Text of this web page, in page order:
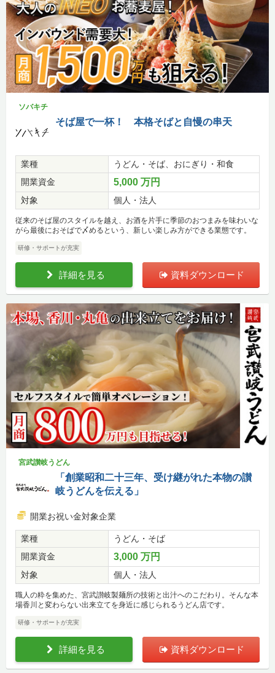
ソバキチ
そば屋で一杯！ 本格そばと自慢の串天
業種
うどん・そば、おにぎり・和食
開業資金
5,000 万円
対象 個人・法人
従来のそば屋のスタイルを越え、お酒を片手に季節のおつまみを味わいな
がら最後におそばで〆めるという、新しい楽しみ方ができる業態です。
研修・サポートが充実
詳細を見る 資料ダウンロード
宮武讃岐うどん
「創業昭和二十三年、受け継がれた本物の讃
岐うどんを伝える」
開業お祝い金対象企業
業種
うどん・そば
開業資金
3,000 万円
対象 個人・法人
職人の粋を集めた、宮武讃岐製麺所の技術と出汁へのこだわり。そんな本
場香川と変わらない出来立てを身近に感じられるうどん店です。
研修・サポートが充実
詳細を見る 資料ダウンロード